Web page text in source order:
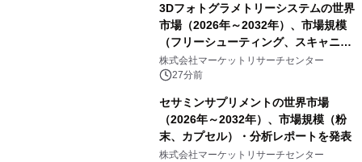
3Dフォトグラメトリーシステムの世界
市場（2026年～2032年）、市場規模
（フリーシューティング、スキャニン
グ、その他）・分析レポートを発表
株式会社マーケットリサーチセンター
27分前
セサミンサプリメントの世界市場
（2026年～2032年）、市場規模（粉
末、カプセル）・分析レポートを発表
株式会社マーケットリサーチセンター